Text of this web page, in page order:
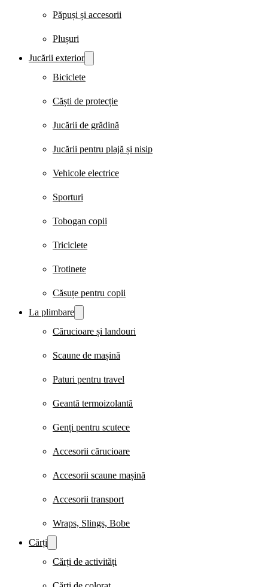
Păpuși și accesorii
Plușuri
Jucării exterior
Biciclete
Căști de protecție
Jucării de grădină
Jucării pentru plajă și nisip
Vehicole electrice
Sporturi
Tobogan copii
Triciclete
Trotinete
Căsuțe pentru copii
La plimbare
Cărucioare și landouri
Scaune de mașină
Paturi pentru travel
Geantă termoizolantă
Genți pentru scutece
Accesorii cărucioare
Accesorii scaune mașină
Accesorii transport
Wraps, Slings, Bobe
Cărți
Cărți de activități